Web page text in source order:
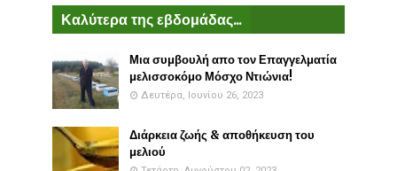
Καλύτερα της εβδομάδας...
Μια συμβουλή απο τον Επαγγελματία
μελισσοκόμο Μόσχο Ντιώνια!
Δευτέρα, Ιουνίου 26, 2023
Διάρκεια ζωής & αποθήκευση του
μελιού